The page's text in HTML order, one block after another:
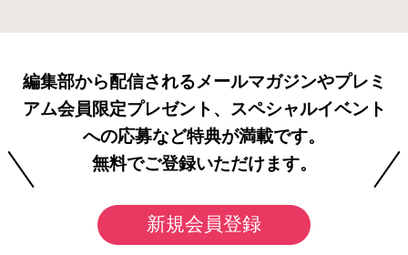
編集部から配信されるメールマガジンやプレミ
アム会員限定プレゼント、スペシャルイベント
への応募など特典が満載です。
無料でご登録いただけます。
新規会員登録